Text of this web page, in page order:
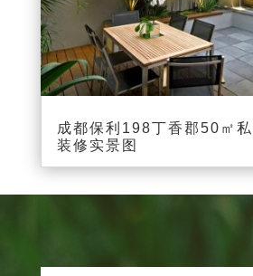
成都保利198丁香郡50㎡
装修实景图